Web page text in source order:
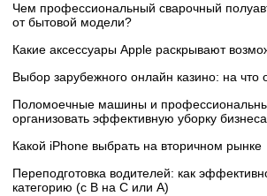
Чем профессиональный сварочный
от бытовой модели?
Какие аксессуары Apple раскрывают
Выбор зарубежного онлайн казино: на что
Поломоечные машины и
организовать эффективную уборку бизнеса
Какой iPhone выбрать на вторичном рынке
Переподготовка водителей: как
категорию (с B на C или А)